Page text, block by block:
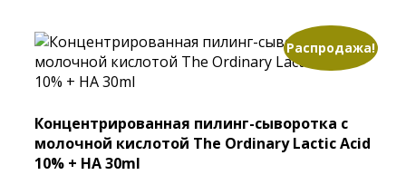
Распродажа!
Концентрированная пилинг-сыворотка с
молочной кислотой The Ordinary Lactic Acid
10% + HA 30ml